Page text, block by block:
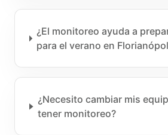
¿El monitoreo ayuda a
para el verano en
¿Necesito cambiar mis
tener monitoreo?